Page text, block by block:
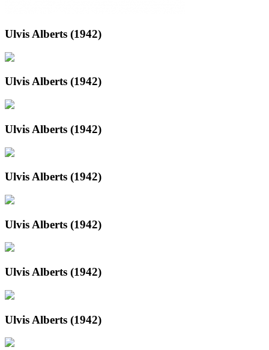
Ulvis Alberts (1942)
Ulvis Alberts (1942)
Ulvis Alberts (1942)
Ulvis Alberts (1942)
Ulvis Alberts (1942)
Ulvis Alberts (1942)
Ulvis Alberts (1942)